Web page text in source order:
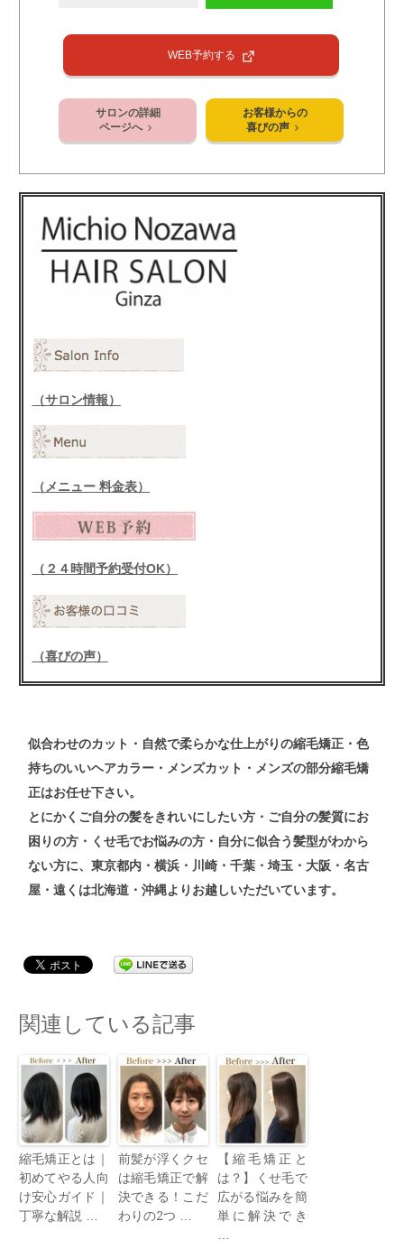
WEB予約する
サロンの詳細
ページへ
お客様からの
喜びの声
（サロン情報）
（メニュー 料金表）
（２４時間予約受付OK）
（喜びの声）
似合わせのカット ・自然で柔らかな仕上がりの縮毛矯正・色
持ちのいいヘアカラー・メンズカット ・メンズの部分縮毛矯
正はお任せ下さい。
とにかくご自分の髪をきれいにしたい方・ご自分の髪質にお
困りの方・くせ毛でお悩みの方・自分に似合う髪型がわから
ない方に、東京都内・横浜・川崎・千葉・埼玉・大阪・名古
屋・遠くは北海道・沖縄よりお越しいただいています。
関連している記事
縮毛矯正とは｜
初めてやる人向
け安心ガイド｜
丁寧な解説 …
前髪が浮くクセ
は縮毛矯正で解
決できる！こだ
わりの2つ …
【縮毛矯正と
は？】くせ毛で
広がる悩みを簡
単に解決でき